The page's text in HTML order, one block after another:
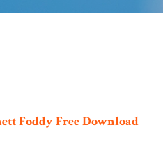
Foddy Free Download